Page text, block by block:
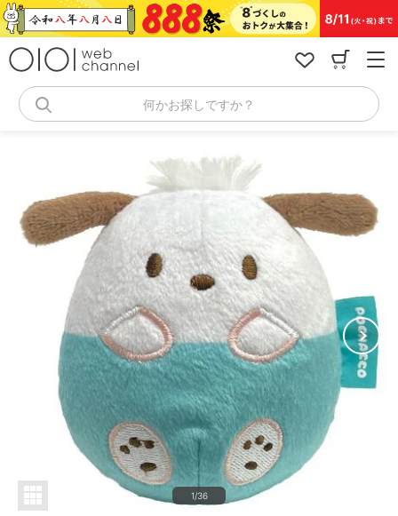
コ
ン
何かお探しですか？
1/36